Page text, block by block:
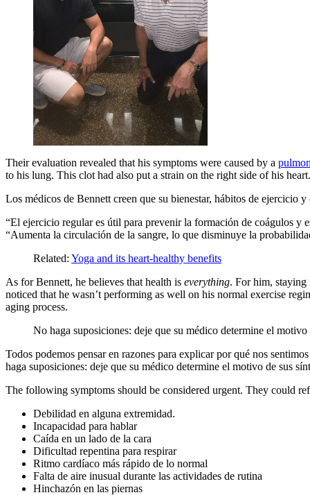
Their evaluation revealed that his symptoms were caused by a
to his lung. This clot had also put a strain on the right side of his heart.
Los médicos de Bennett creen que su bienestar, hábitos de ejercicio
“El ejercicio regular es útil para prevenir la formación de coágulos y
“Aumenta la circulación de la sangre, lo que disminuye la
Related: Yoga and its heart-healthy benefits
As for Bennett, he believes that health is everything. For him, staying
noticed that he wasn’t performing as well on his normal exercise
aging process.
No haga suposiciones: deje que su médico determine el motivo
Todos podemos pensar en razones para explicar por qué nos
haga suposiciones: deje que su médico determine el motivo de sus
The following symptoms should be considered urgent. They could
Debilidad en alguna extremidad.
Incapacidad para hablar
Caída en un lado de la cara
Dificultad repentina para respirar
Ritmo cardíaco más rápido de lo normal
Falta de aire inusual durante las actividades de rutina
Hinchazón en las piernas